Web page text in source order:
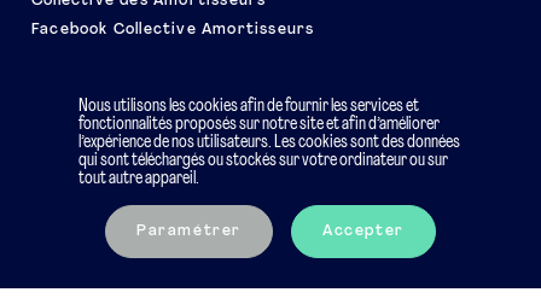
Facebook Collective Amortisseurs
Mentions légales Charte éthique
Nous utilisons les cookies afin de fournir les services et
fonctionnalités proposés sur notre site et afin d’améliorer
l’expérience de nos utilisateurs. Les cookies sont des données
qui sont téléchargés ou stockés sur votre ordinateur ou sur
tout autre appareil.
Paramétrer Accepter